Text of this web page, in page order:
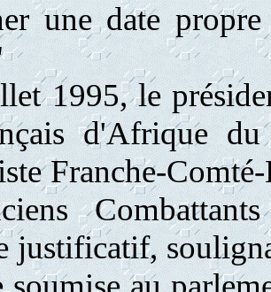
une date
1995, le
d'Afrique
Franche-
justificatif,